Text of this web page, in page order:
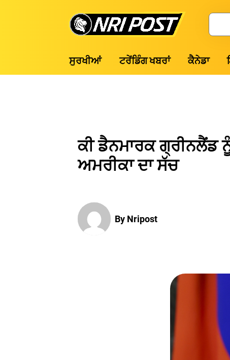
Post
Search
ਸੁਰਖੀਆਂ ਟਰੇਂਡਿੰਗ ਖਬਰਾਂ ਕੈਨੇਡਾ
ਕੀ ਡੈਨਮਾਰਕ ਗ੍ਰੀਨਲੈਂਡ
ਅਮਰੀਕਾ ਦਾ ਸੱਚ
By Nripost